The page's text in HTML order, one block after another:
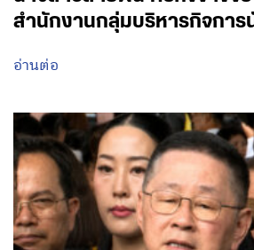
สำนักงานกลุ่มบริหารกิจการ
อ่านต่อ